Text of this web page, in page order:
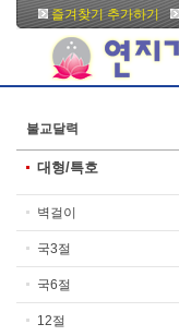
즐겨찾기 추가하기
불교달력
대형/특호
벽걸이
국3절
국6절
12절